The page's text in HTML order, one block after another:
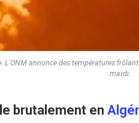
L'ONM annonce des températures
mardi.
brutalement en